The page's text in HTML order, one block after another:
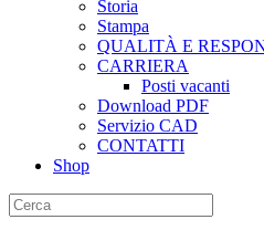
Storia
Stampa
QUALITÀ E
CARRIERA
Posti vacanti
Download PDF
Servizio CAD
CONTATTI
Shop